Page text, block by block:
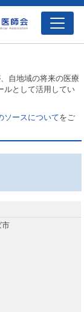
自地域の将来の医療
ルとして活用してい
ソースについてをご
市